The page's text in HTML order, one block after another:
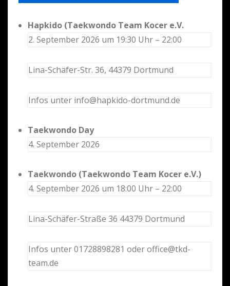
Hapkido (Taekwondo Team Kocer e.V.
2. September 2026 um 19:30 Uhr – 22:00
Lina-Schäfer-Str. 36, 44379 Dortmund
Infos unter info@hapkido-dortmund.de
Taekwondo Day
4. September 2026
Taekwondo (Taekwondo Team Kocer e.V.)
4. September 2026 um 18:00 Uhr – 22:00
Lina-Schäfer-Straße 36 44379 Dortmund
Infos unter 01728898281 oder office@tkd-
team.de